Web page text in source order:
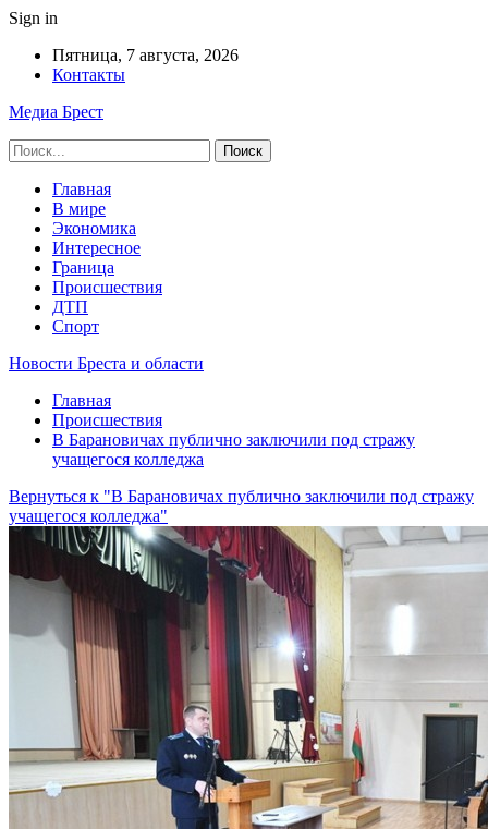
Sign in
Пятница, 7 августа, 2026
Контакты
Медиа Брест
Главная
В мире
Экономика
Интересное
Граница
Происшествия
ДТП
Спорт
Новости Бреста и области
Главная
Происшествия
В Барановичах публично заключили под стражу
учащегося колледжа
Вернуться к "В Барановичах публично заключили под стражу
учащегося колледжа"